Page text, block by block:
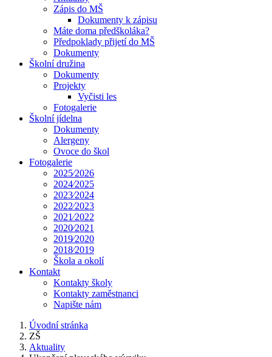
Zápis do MŠ
Dokumenty k zápisu
Máte doma předškoláka?
Předpoklady přijetí do MŠ
Dokumenty
Školní družina
Dokumenty
Projekty
Vyčisti les
Fotogalerie
Školní jídelna
Dokumenty
Alergeny
Ovoce do škol
Fotogalerie
2025⁄2026
2024⁄2025
2023⁄2024
2022⁄2023
2021⁄2022
2020⁄2021
2019⁄2020
2018⁄2019
Škola a okolí
Kontakt
Kontakty školy
Kontakty zaměstnanci
Napište nám
Úvodní stránka
ZŠ
Aktuality